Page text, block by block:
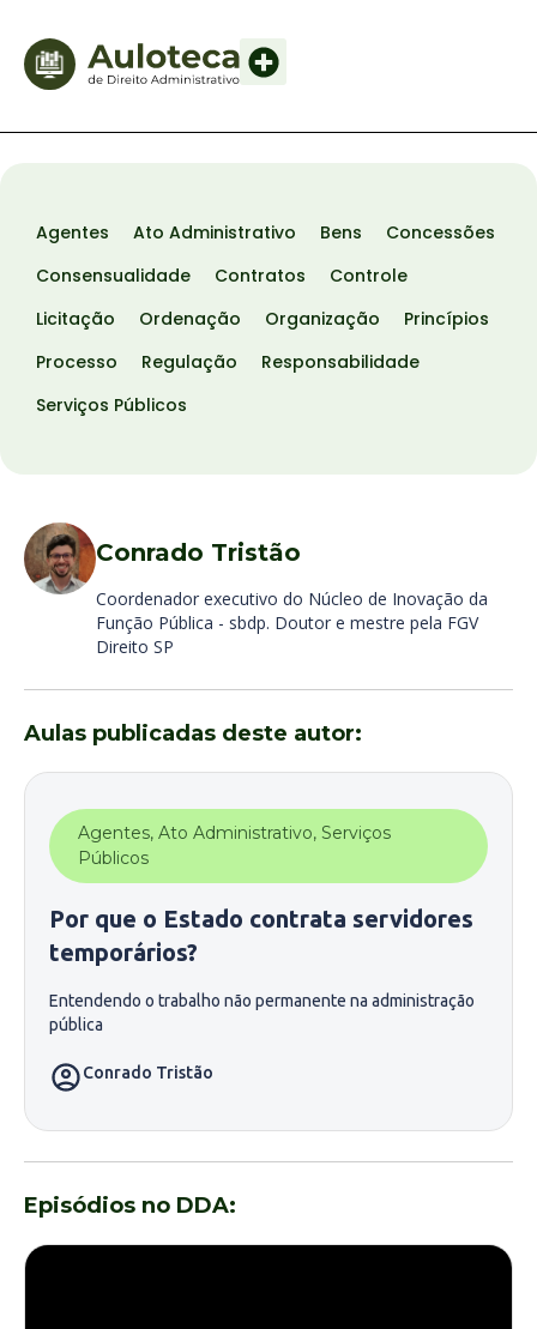
Agentes Ato Administrativo Bens
Concessões
Consensualidade
Contratos
Controle
Licitação
Ordenação Organização
Princípios
Processo
Regulação
Responsabilidade
Serviços Públicos
Conrado Tristão
Coordenador executivo do Núcleo de Inovação da
Função Pública - sbdp. Doutor e mestre pela FGV
Direito SP
Aulas publicadas deste autor:
Agentes, Ato Administrativo, Serviços
Públicos
Por que o Estado contrata servidores
temporários?
Entendendo o trabalho não permanente na administração
pública
Conrado Tristão
Episódios no DDA: